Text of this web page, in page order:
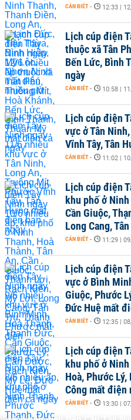
CẦN BIẾT - 12:33 |
Lịch cúp điện
thuộc xã Tân
Bến Lức, Bình
ngày
CẦN BIẾT - 10:58 |
Lịch cúp điện
vực ở Tân
Vĩnh Tây, Tân
CẦN BIẾT - 11:02 |
Lịch cúp điện
khu phố ở
Cần Giuộc,
Long Cang,
CẦN BIẾT - 11:29 |
Lịch cúp điện
vực ở Bình
Giuộc, Phước
Đức Huệ mất
CẦN BIẾT - 12:35 |
Lịch cúp điện
khu phố ở
Hoà, Phước
Công mất điện
CẦN BIẾT - 13:30 |